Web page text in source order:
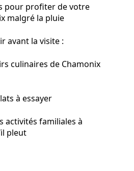
pour profiter de votre
malgré la pluie
avant la visite :
culinaires de Chamonix
à essayer
activités familiales à
pleut